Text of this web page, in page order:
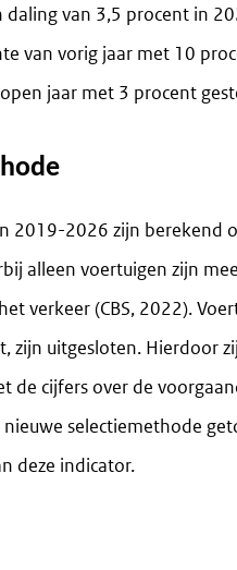
daling van 3,5 procent in
van vorig jaar met 10
jaar met 3 procent
2019-2026 zijn berekend
alleen voertuigen zijn
verkeer (CBS, 2022).
zijn uitgesloten. Hierdoor
de cijfers over de
selectiemethode
deze indicator.